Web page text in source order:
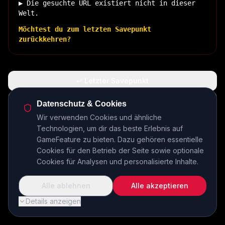
▶ Die gesuchte URL existiert nicht in dieser
Welt.
Möchtest du zum letzten Savepunkt
zurückkehren?
🏠 Zurück zur Basis
INSERT COIN TO CONTINUE...
Datenschutz & Cookies
Wir verwenden Cookies und ähnliche
Technologien, um dir das beste Erlebnis auf
GameFeature zu bieten. Dazu gehören essentielle
Cookies für den Betrieb der Seite sowie optionale
Cookies für Analysen und personalisierte Inhalte.
Details anzeigen
Alle ablehnen Alle akzeptieren